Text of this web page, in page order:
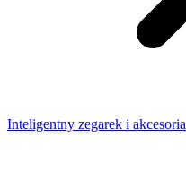
Inteligentny zegarek i akcesoria